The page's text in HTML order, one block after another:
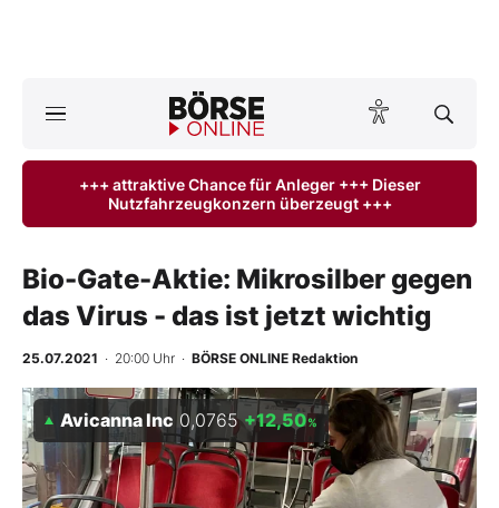
ktuelle Ausgabe BÖRSE ONLINE lesen
Finanz-Check
BO-Musterdepots
Experten
+++ attraktive Chance für Anleger +++ Dieser
Nutzfahrzeugkonzern überzeugt +++
Bio-Gate-Aktie: Mikrosilber gegen
das Virus - das ist jetzt wichtig
25.07.2021 · 20:00 Uhr · BÖRSE ONLINE Redaktion
Avicanna Inc 0,0765 +12,50%